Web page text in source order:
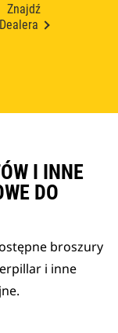
Znajdź
Dealera
I INNE
DO
broszury
i inne